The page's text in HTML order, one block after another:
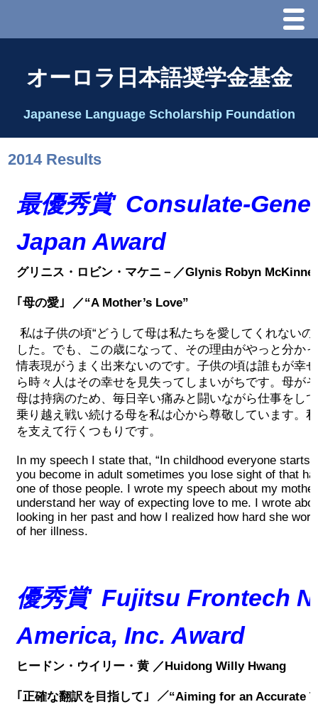
Menu
理事長代行あいさつ
2026 Schedule & Programs
スピーチコンテスト
Speech Contest Information 2024
2026 出場高校生
2024 Results
2023 Results
2022 Results
2021 Results
2019 Winner
2016 Winners
オーロラ日本語奨学金基金
Japanese Language Scholarship Foundation
2014 Results
最優秀賞 Consulate-
Japan Award
グリニス・ロビン・マケニ－／Glynis Robyn
｢母の愛｣ ／“A Mother’s Love”
私は子供の頃“どうして母は私たちを愛してくれないの
した。でも、この歳になって、その理由がやっと分か
情表現がうまく出来ないのです。子供の頃は誰もが幸
ら時々人はその幸せを見失ってしまいがちです。母が
母は持病のため、毎日辛い痛みと闘いながら仕事をし
乗り越え戦い続ける母を私は心から尊敬しています。
を支えて行くつもりです。
In my speech I state that, “In childhood everyone starts
you become in adult sometimes you lose sight of that
one of those people. I wrote my speech about my
understand her way of expecting love to me. I wrote
looking in her past and how I realized how hard she
of her illness.
優秀賞 Fujitsu Frontech
America, Inc. Award
ヒードン・ウイリー・黄 ／Huidong Willy Hwang
｢正確な翻訳を目指して｣ ／“Aiming for an Accurate